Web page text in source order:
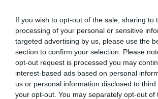
If you wish to opt-out of the sale, sharing to
processing of your personal or sensitive
targeted advertising by us, please use the
section to confirm your selection. Please
opt-out request is processed you may
interest-based ads based on personal
us or personal information disclosed to
your opt-out. You may separately opt-out of